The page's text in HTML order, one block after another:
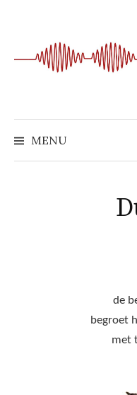
springen
MENU
de
begroet
met